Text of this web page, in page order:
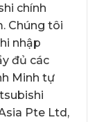
chính
Chúng tôi
nhập
đủ các
Minh tự
Pte Ltd,